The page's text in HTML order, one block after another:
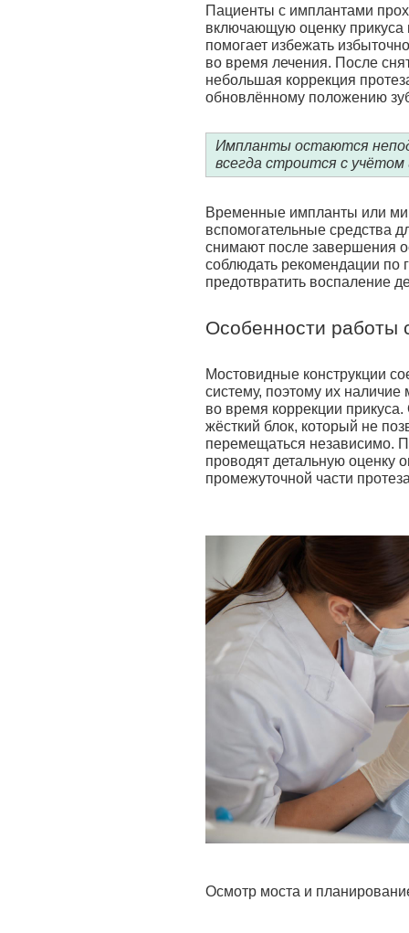
Пациенты с имплантами
включающую оценку прикуса
помогает избежать
во время лечения. После
небольшая коррекция
обновлённому положению
Импланты остаются
всегда строится с учётом
Временные импланты или
вспомогательные средства
снимают после завершения
соблюдать рекомендации по
предотвратить воспаление
Особенности работы
Мостовидные конструкции
систему, поэтому их
во время коррекции
жёсткий блок, который не
перемещаться независимо.
проводят детальную оценку
промежуточной части
Осмотр моста и